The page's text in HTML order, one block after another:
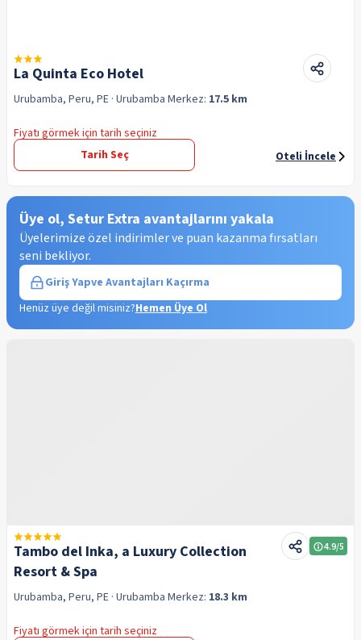
La Quinta Eco Hotel
Urubamba, Peru, PE · Urubamba Merkez: 17.5 km
Fiyatı görmek için tarih seçiniz
Tarih Seç
Oteli İncele
Üye ol, Setur Extra avantajlarını yakala
Üyelerimize özel indirimler ve puan kazanma fırsatları
seni bekliyor.
Giriş Yapve Avantajları Kaçırma
Henüz üye değil misiniz?Hemen Üye Ol
Tambo del Inka, a Luxury Collection
Resort & Spa
4.9/5
Urubamba, Peru, PE · Urubamba Merkez: 18.3 km
Fiyatı görmek için tarih seçiniz